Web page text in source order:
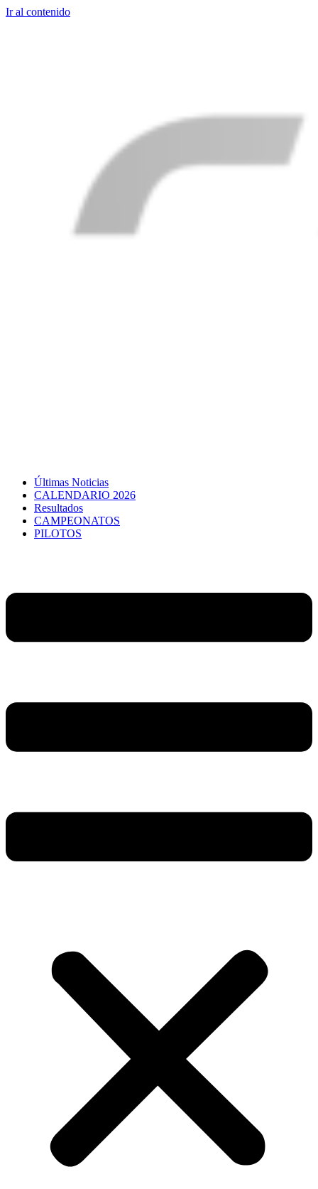
Ir al contenido
Últimas Noticias
CALENDARIO 2026
Resultados
CAMPEONATOS
PILOTOS